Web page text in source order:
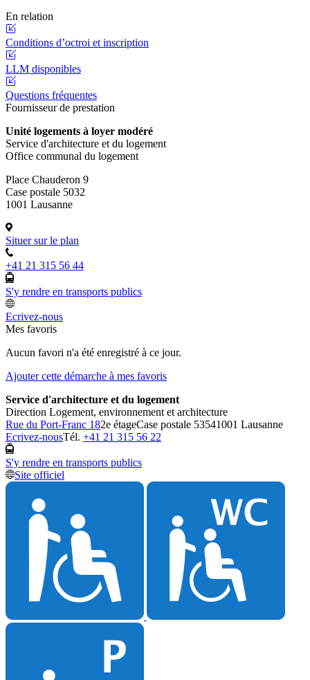
En relation
Conditions d’octroi et inscription
LLM disponibles
Questions fréquentes
Fournisseur de prestation
Unité logements à loyer modéré
Service d'architecture et du logement
Office communal du logement
Place Chauderon 9
Case postale 5032
1001 Lausanne
Situer sur le plan
+41 21 315 56 44
S'y rendre en transports publics
Ecrivez-nous
Mes favoris
Aucun favori n'a été enregistré à ce jour.
Ajouter cette démarche à mes favoris
Service d'architecture et du logement
Direction Logement, environnement et architecture
Rue du Port-Franc 182e étageCase postale 53541001 Lausanne
Ecrivez-nousTél. +41 21 315 56 22
S'y rendre en transports publics
Site officiel